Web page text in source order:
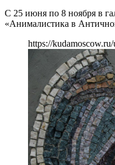
С 25 июня по 8 ноября в
«Анималистика в
https://